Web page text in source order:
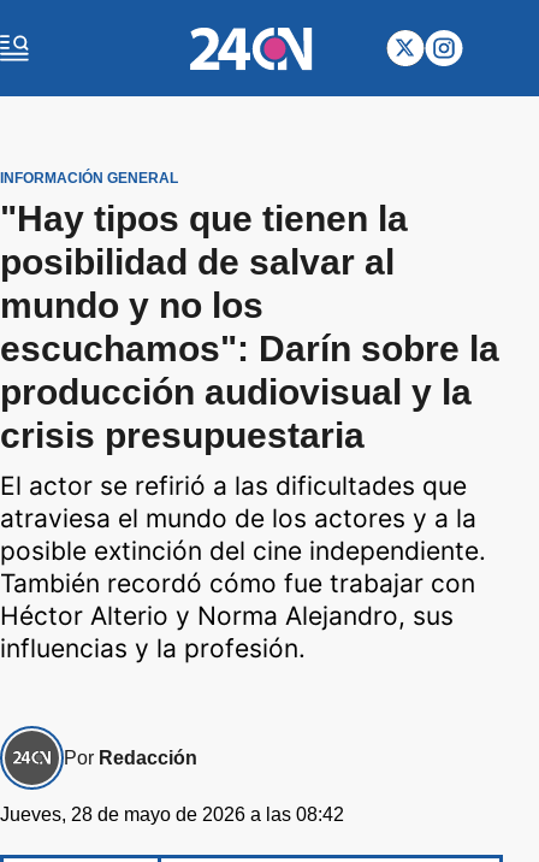
INFORMACIÓN GENERAL
"Hay tipos que tienen la
posibilidad de salvar al
mundo y no los
escuchamos": Darín sobre la
producción audiovisual y la
crisis presupuestaria
El actor se refirió a las dificultades que
atraviesa el mundo de los actores y a la
posible extinción del cine independiente.
También recordó cómo fue trabajar con
Héctor Alterio y Norma Alejandro, sus
influencias y la profesión.
Por Redacción
Jueves, 28 de mayo de 2026 a las 08:42